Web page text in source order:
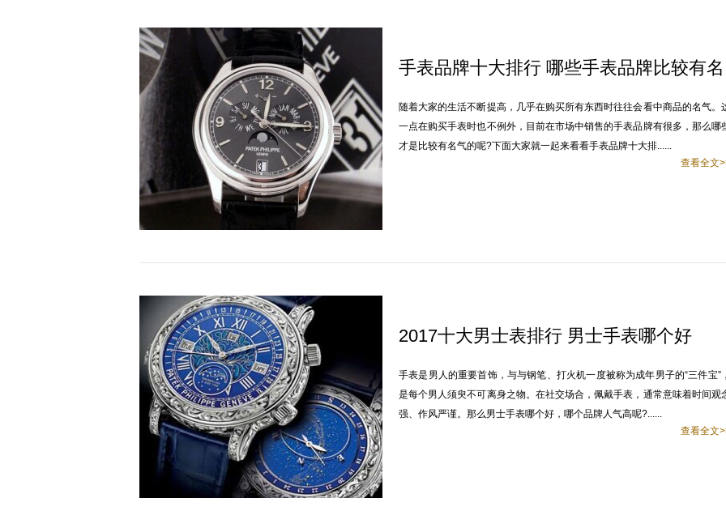
手表品牌十大排行 哪些手表品牌比较有名
随着大家的生活不断提高，几乎在购买所有东西时往往会看中商品的名气。
一点在购买手表时也不例外，目前在市场中销售的手表品牌有很多，那么哪
才是比较有名气的呢?下面大家就一起来看看手表品牌十大排......
查看全文
2017十大男士表排行 男士手表哪个好
手表是男人的重要首饰，与与钢笔、打火机一度被称为成年男子的“三件宝”，
是每个男人须臾不可离身之物。在社交场合，佩戴手表，通常意味着时间观
强、作风严谨。那么男士手表哪个好，哪个品牌人气高呢?......
查看全文